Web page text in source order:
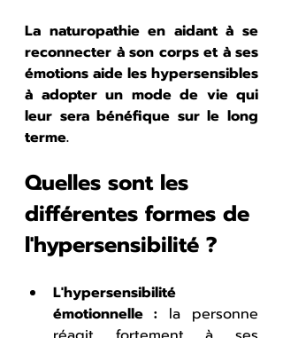
La naturopathie en aidant à se
reconnecter à son corps et à ses
émotions aide les hypersensibles
à adopter un mode de vie qui
leur sera bénéfique sur le long
terme.
Quelles sont les
différentes formes de
l'hypersensibilité ?
L'hypersensibilité
émotionnelle : la personne